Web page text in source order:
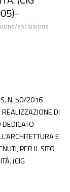
esclusione
N. 50/2016
DI
E
PER IL SITO
(CIG